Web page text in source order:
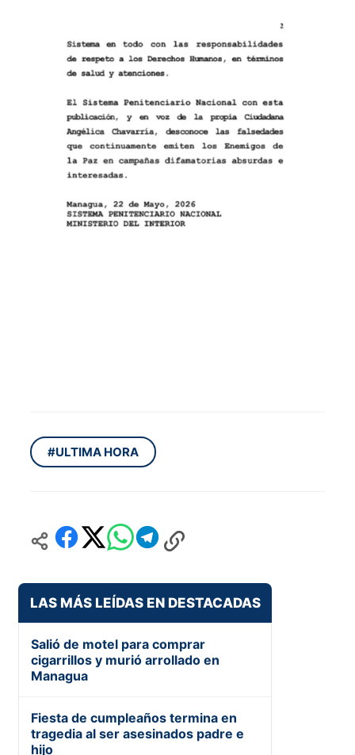
#ULTIMA HORA
LAS MÁS LEÍDAS EN DESTACADAS
Salió de motel para comprar
cigarrillos y murió arrollado en
Managua
Fiesta de cumpleaños termina en
tragedia al ser asesinados padre e
hijo